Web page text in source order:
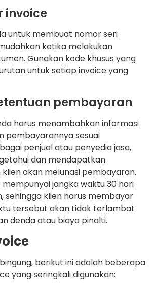
invoice
untuk membuat nomor seri
ketika melakukan
Gunakan kode khusus yang
untuk setiap invoice yang
pembayaran
harus menambahkan informasi
pembayarannya sesuai
penjual atau penyedia jasa,
dan mendapatkan
akan melunasi pembayaran.
mempunyai jangka waktu 30 hari
sehingga klien harus membayar
tersebut akan tidak terlambat
denda atau biaya pinalti.
berikut ini adalah beberapa
yang seringkali digunakan: